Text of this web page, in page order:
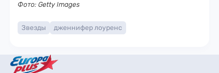
Фото: Getty Images
Звезды дженнифер лоуренс